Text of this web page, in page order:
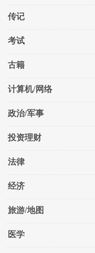
传记
考试
古籍
计算机/网络
政治/军事
投资理财
法律
经济
旅游/地图
医学